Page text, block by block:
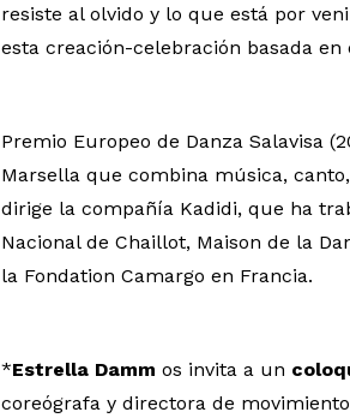
resiste al olvido y lo que está por
esta creación-celebración basada
Premio Europeo de Danza Salavisa
Marsella que combina música,
dirige la compañía Kadidi, que ha
Nacional de Chaillot, Maison de la
la Fondation Camargo en Francia.
*Estrella Damm os invita a un
coreógrafa y directora de movimiento